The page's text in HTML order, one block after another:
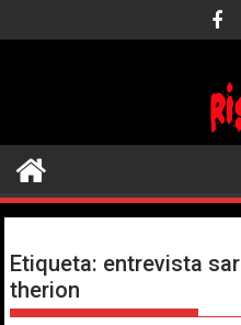
al
Etiqueta: entrevista
therion